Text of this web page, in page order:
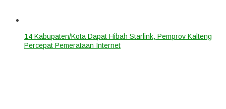
14 Kabupaten/Kota Dapat Hibah Starlink, Pemprov Kalteng
Percepat Pemerataan Internet